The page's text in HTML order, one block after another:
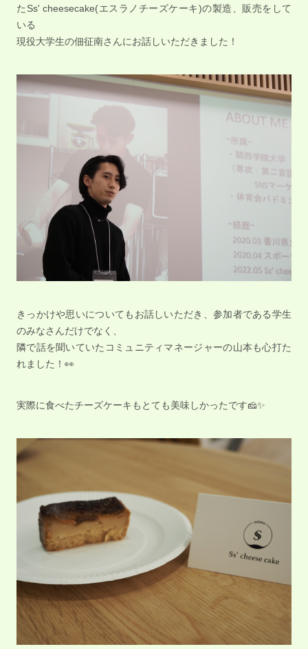
たSs' cheesecake(エスラノチーズケーキ)の製造、販売をして
いる
現役大学生の佃征南さんにお話しいただきました！
きっかけや思いについてもお話しいただき、参加者である学生
のみなさんだけでなく、
隣で話を聞いていたコミュニティマネージャーの山本も心打た
れました！👀
実際に食べたチーズケーキもとても美味しかったです🧀✨